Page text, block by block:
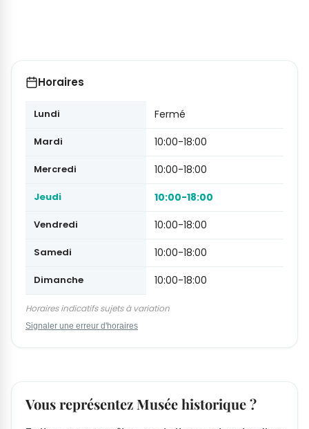
Horaires
Lundi Fermé
Mardi 10:00-18:00
Mercredi 10:00-18:00
Jeudi 10:00-18:00
Vendredi 10:00-18:00
Samedi 10:00-18:00
Dimanche 10:00-18:00
Horaires indicatifs sujets à variation
Signaler une erreur d'horaires
Vous représentez Musée historique ?